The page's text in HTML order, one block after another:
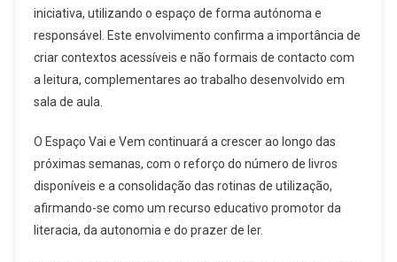
iniciativa, utilizando o espaço de forma autónoma e
responsável. Este envolvimento confirma a importância de
criar contextos acessíveis e não formais de contacto com
a leitura, complementares ao trabalho desenvolvido em
sala de aula.
O Espaço Vai e Vem continuará a crescer ao longo das
próximas semanas, com o reforço do número de livros
disponíveis e a consolidação das rotinas de utilização,
afirmando-se como um recurso educativo promotor da
literacia, da autonomia e do prazer de ler.